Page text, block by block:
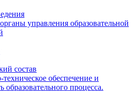
управления образовательной
состав
обеспечение и
образовательного процесса.